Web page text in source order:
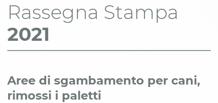
Rassegna Stampa
2021
Aree di sgambamento per cani,
rimossi i paletti